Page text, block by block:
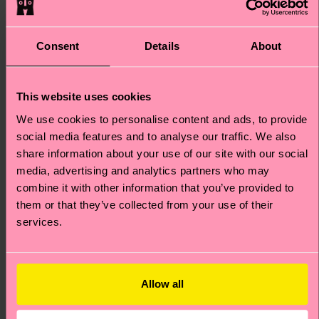
Consent Details About
This website uses cookies
We use cookies to personalise content and ads, to provide
social media features and to analyse our traffic. We also
share information about your use of our site with our social
media, advertising and analytics partners who may
combine it with other information that you’ve provided to
them or that they’ve collected from your use of their
services.
Allow all
Kids Cutie Sock
Originalpreis
7 €
Reduzierter Preis
-50%
AUF LAGER
BIOBAUMWOLLE
Kids STAR WARS™
Originalpreis
10 €
Reduzierter Preis
5 €
-50%
AUF LAGER
BIOBAUMWOLLE